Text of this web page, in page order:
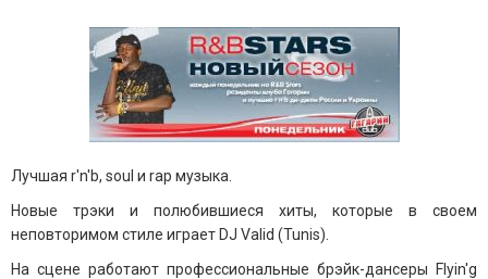
Лучшая r'n'b, soul и rap музыка.
Новые трэки и полюбившиеся хиты, которые в своем
неповторимом стиле играет DJ Valid (Tunis).
На сцене работают профессиональные брэйк-дансеры Flyin'g